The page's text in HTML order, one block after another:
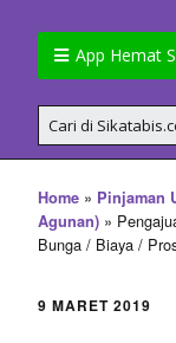
App Hemat
Home » Pinjaman
Agunan) »
Bunga / Biaya /
9 MARET 2019